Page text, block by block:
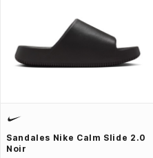
Sandales Nike Calm Slide 2.0
Noir